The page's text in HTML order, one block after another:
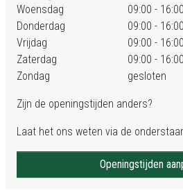
Woensdag
09:00 - 16:00
Donderdag
09:00 - 16:00
Vrijdag
09:00 - 16:00
Zaterdag
09:00 - 16:00
Zondag
gesloten
Zijn de openingstijden anders?
Laat het ons weten via de
Openingstijden